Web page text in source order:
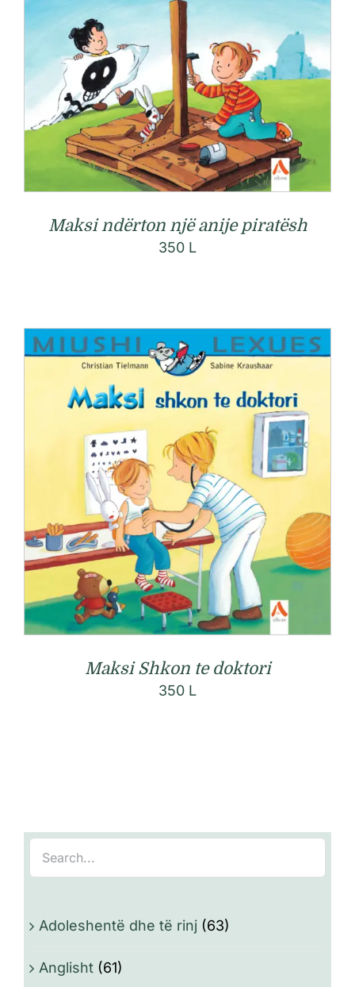
Maksi ndërton një anije piratësh
350 L
Maksi Shkon te doktori
350 L
Adoleshentë dhe të rinj (63)
Anglisht (61)